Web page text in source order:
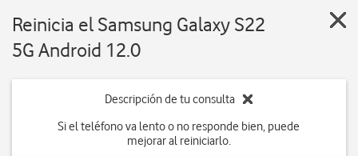
Reinicia el Samsung Galaxy S22
5G Android 12.0
Descripción de tu consulta
Si el teléfono va lento o no responde bien, puede
mejorar al reiniciarlo.